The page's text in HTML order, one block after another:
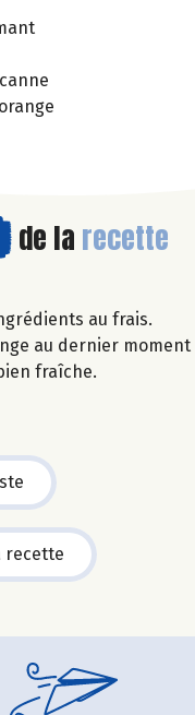
de la recette
au frais.
au dernier
fraîche.
recette